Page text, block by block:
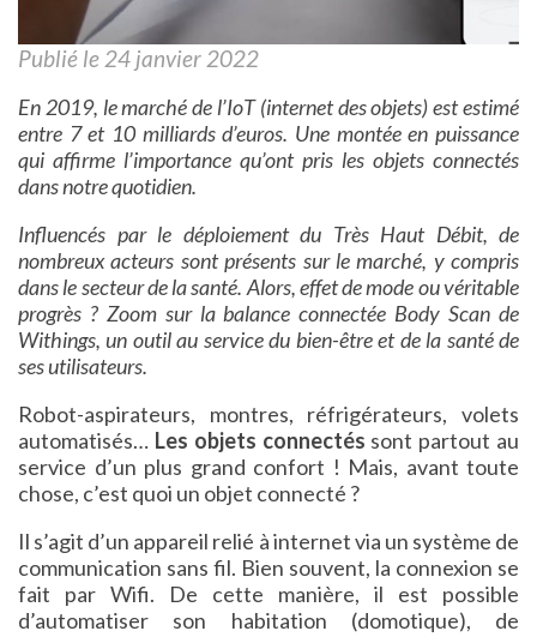
Publié le 24 janvier 2022
En 2019, le marché de l’IoT (internet des objets) est estimé
entre 7 et 10 milliards d’euros. Une montée en puissance
qui affirme l’importance qu’ont pris les objets connectés
dans notre quotidien.
Influencés par le déploiement du Très Haut Débit, de
nombreux acteurs sont présents sur le marché, y compris
dans le secteur de la santé. Alors, effet de mode ou véritable
progrès ? Zoom sur la balance connectée Body Scan de
Withings, un outil au service du bien-être et de la santé de
ses utilisateurs.
Robot-aspirateurs, montres, réfrigérateurs, volets
automatisés… Les objets connectés sont partout au
service d’un plus grand confort ! Mais, avant toute
chose, c’est quoi un objet connecté ?
Il s’agit d’un appareil relié à internet via un système de
communication sans fil. Bien souvent, la connexion se
fait par Wifi. De cette manière, il est possible
d’automatiser son habitation (domotique), de